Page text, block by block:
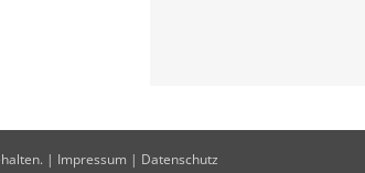
| Impressum | Datenschutz